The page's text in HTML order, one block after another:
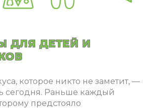
ДЛЯ ДЕТЕЙ И
которое никто не заметит, —
сегодня. Раньше каждый
предстояло